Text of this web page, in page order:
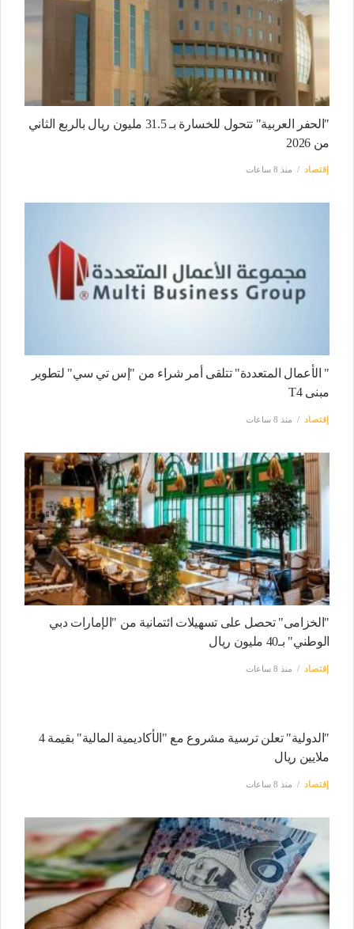
"الحفر العربية" تتحول للخسارة بـ 31.5 مليون ريال بالربع الثاني
من 2026
إقتصاد منذ 8 ساعات
" الأعمال المتعددة" تتلقى أمر شراء من "إس تي سي" لتطوير
مبنى T4
إقتصاد منذ 8 ساعات
"الخزامى" تحصل على تسهيلات ائتمانية من "الإمارات دبي
الوطني" بـ40 مليون ريال
إقتصاد منذ 8 ساعات
"الدولية" تعلن ترسية مشروع مع "الأكاديمية المالية" بقيمة 4
ملايين ريال
إقتصاد منذ 8 ساعات